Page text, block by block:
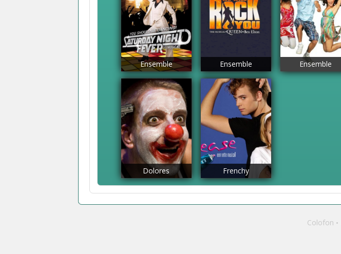
Ensemble Ensemble Ensemble
Dolores Frenchy
Colofon